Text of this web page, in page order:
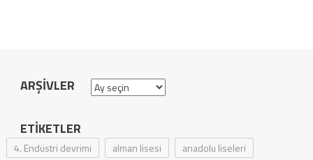
ARŞIVLER Arşivler
ETIKETLER
4. Endüstri devrimi alman lisesi
anadolu liseleri